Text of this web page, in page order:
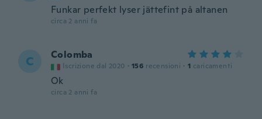
Funkar perfekt lyser jättefint på altanen
circa 2 anni fa
C Colomba
Iscrizione dal 2020 · 156 recensioni · 1 caricamenti
Ok
circa 2 anni fa